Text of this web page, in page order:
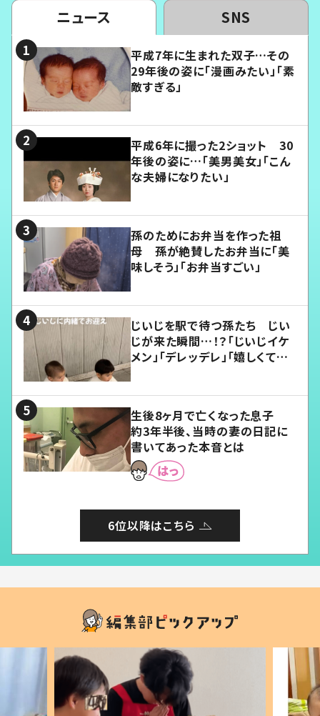
ニュース SNS
平成7年に生まれた双子…その
29年後の姿に「漫画みたい」「素
敵すぎる」
平成6年に撮った2ショット 30
年後の姿に…「美男美女」「こん
な夫婦になりたい」
孫のためにお弁当を作った祖
母 孫が絶賛したお弁当に「美
味しそう」「お弁当すごい」
じいじを駅で待つ孫たち じい
じが来た瞬間…！？「じいじイケ
メン」「デレッデレ」「嬉しくて可
生後8ヶ月で亡くなった息子
約3年半後、当時の妻の日記に
書いてあった本音とは
6位以降はこちら